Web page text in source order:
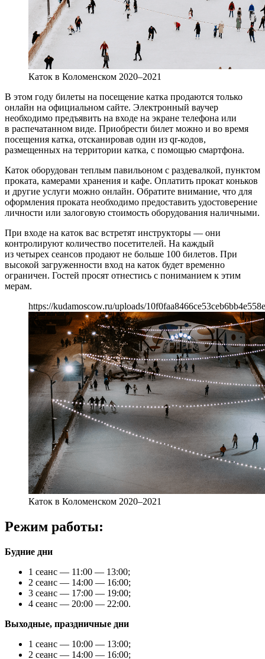
Каток в Коломенском 2020–2021
В этом году билеты на посещение катка продаются только
онлайн на официальном сайте. Электронный ваучер
необходимо предъявить на входе на экране телефона или
в распечатанном виде. Приобрести билет можно и во время
посещения катка, отсканировав один из qr-кодов,
размещенных на территории катка, с помощью смартфона.
Каток оборудован теплым павильоном с раздевалкой, пунктом
проката, камерами хранения и кафе. Оплатить прокат коньков
и другие услуги можно онлайн. Обратите внимание, что для
оформления проката необходимо предоставить удостоверение
личности или залоговую стоимость оборудования наличными.
При входе на каток вас встретят инструкторы — они
контролируют количество посетителей. На каждый
из четырех сеансов продают не больше 100 билетов. При
высокой загруженности вход на каток будет временно
ограничен. Гостей просят отнестись с пониманием к этим
мерам.
https://kudamoscow.ru/uploads/
Каток в Коломенском 2020–2021
Режим работы:
Будние дни
1 сеанс — 11:00 — 13:00;
2 сеанс — 14:00 — 16:00;
3 сеанс — 17:00 — 19:00;
4 сеанс — 20:00 — 22:00.
Выходные, праздничные дни
1 сеанс — 10:00 — 13:00;
2 сеанс — 14:00 — 16:00;